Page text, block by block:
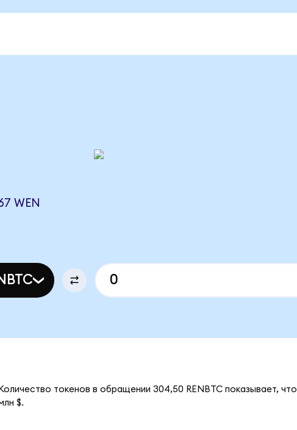
WEN
токенов в обращении 304,50 RENBTC показывает, что
$.